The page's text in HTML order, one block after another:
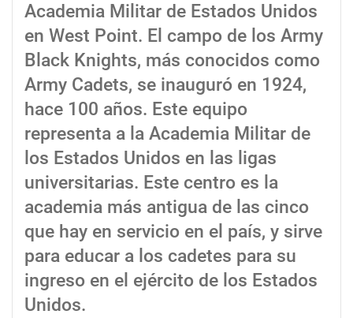
Academia Militar de Estados Unidos
en West Point. El campo de los Army
Black Knights, más conocidos como
Army Cadets, se inauguró en 1924,
hace 100 años. Este equipo
representa a la Academia Militar de
los Estados Unidos en las ligas
universitarias. Este centro es la
academia más antigua de las cinco
que hay en servicio en el país, y sirve
para educar a los cadetes para su
ingreso en el ejército de los Estados
Unidos.